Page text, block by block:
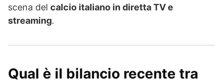
scena del calcio italiano in diretta TV e
streaming.
Qual è il bilancio recente tra